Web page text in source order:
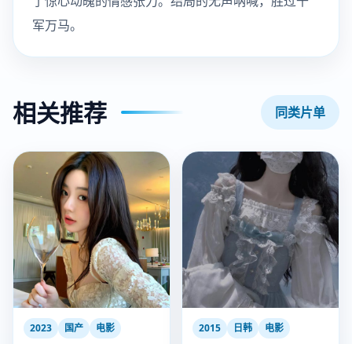
军万马。
相关推荐 同类片单
2023 国产 电影 2015 日韩 电影